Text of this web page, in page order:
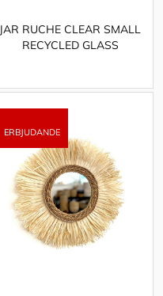
JAR RUCHE CLEAR SMALL
RECYCLED GLASS